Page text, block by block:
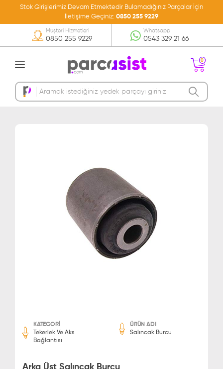
Stok Girişlerimiz Devam Etmektedir Bulamadığınız Parçalar İçin
İletişime Geçiniz: 0850 255 9229
0850 255 9229
Müşteri Hizmetleri
0543 329 21 66
Whatsapp
0
Sepetinizde Ürün
KATEGORİ
Tekerlek Ve Aks
Bağlantısı
ÜRÜN ADI
Salıncak Burcu
Arka Üst Salıncak Burcu